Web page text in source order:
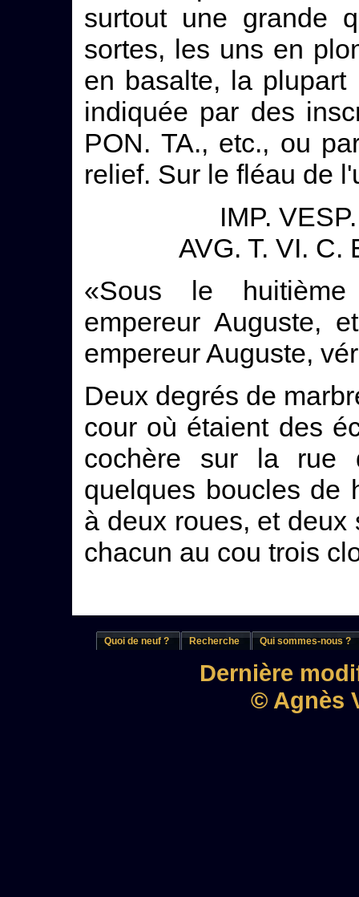
surtout une grande
sortes, les uns en
en basalte, la
indiquée par des
PON. TA., etc., ou
relief. Sur le fléau de
IMP.
AVG. T. VI. C.
«Sous le
empereur Auguste,
empereur Auguste,
Deux degrés de
cour où étaient des
cochère sur la rue
quelques boucles de
à deux roues, et
chacun au cou trois
Quoi de neuf ? Recherche Qui sommes-nous ?
Dernière
© Agnès